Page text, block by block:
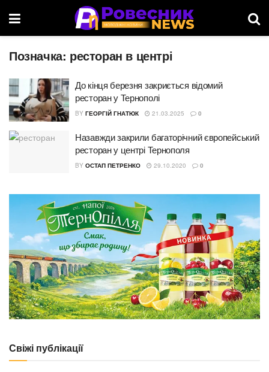
Позначка: ресторан в центрі
До кінця березня закриється відомий
ресторан у Тернополі
BY ГЕОРГІЙ ГНАТЮК 21.03.2025 0
Назавжди закрили багаторічний європейський
ресторан у центрі Тернополя
BY ОСТАП ПЕТРЕНКО 29.10.2020 0
Свіжі публікації